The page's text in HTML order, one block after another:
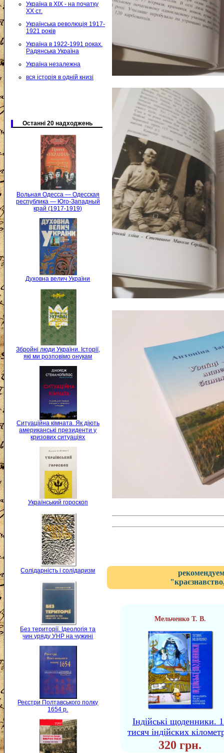
Україна в XIX - на початку
XX ст.
Українська революція 1917-
1921 років
Україна в 1922-1991 роках.
Радянська Україна
Україна незалежна
вся історія в одній книзі
Останні 20 надходжень
Вольная Одесса — Одесская
республика — Юго-Западный
край (1917-1919)
Духовна велич України
Збройні люди України. Історії,
які ми розповімо онукам
Ситуаційна кімната. Як діють
американські президенти у
кризових ситуаціях
Український гороскоп
Солідарність і солідаризм
Без території. Ідеологія та
чин уряду УНР на чужині
Реєстри Полтавського полку
1654 р.
Мельченко Т. В.
Індійські щоденники.
тисяч індійских
320 грн.